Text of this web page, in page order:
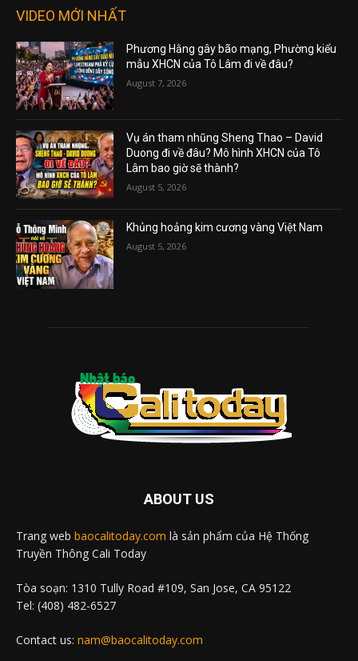
VIDEO MỚI NHẤT
Phương Hằng gây bão mạng, Phường kiểu
mẫu XHCN của Tô Lâm đi về đâu?
August 7, 2026
Vụ án tham nhũng Sheng Thao – David
Duong đi về đâu? Mô hình XHCN của Tô
Lâm bao giờ sẽ thành?
August 5, 2026
Khủng hoảng kim cương vàng Việt Nam
August 5, 2026
ABOUT US
Trang web baocalitoday.com là sản phẩm của Hệ Thống
Truyền Thông Cali Today
Tòa soạn: 1310 Tully Road #109, San Jose, CA 95122
Tel: (408) 482-6527
Contact us: nam@baocalitoday.com